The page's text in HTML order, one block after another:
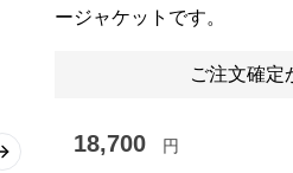
Next slide
ージャケットです。
ご注文確定
18,700 円